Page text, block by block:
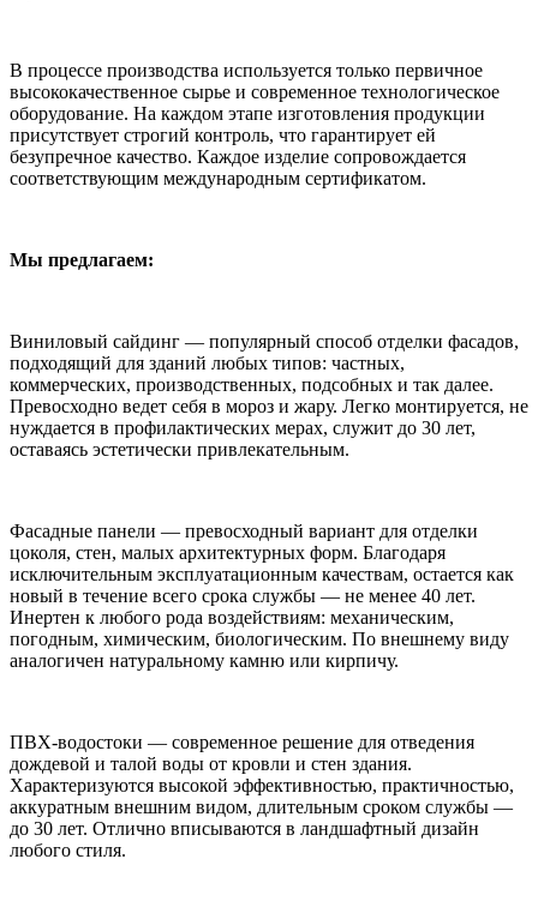
В процессе производства используется только первичное
высококачественное сырье и современное технологическое
оборудование. На каждом этапе изготовления продукции
присутствует строгий контроль, что гарантирует ей
безупречное качество. Каждое изделие сопровождается
соответствующим международным сертификатом.
Мы предлагаем:
Виниловый сайдинг — популярный способ отделки фасадов,
подходящий для зданий любых типов: частных,
коммерческих, производственных, подсобных и так далее.
Превосходно ведет себя в мороз и жару. Легко монтируется, не
нуждается в профилактических мерах, служит до 30 лет,
оставаясь эстетически привлекательным.
Фасадные панели — превосходный вариант для отделки
цоколя, стен, малых архитектурных форм. Благодаря
исключительным эксплуатационным качествам, остается как
новый в течение всего срока службы — не менее 40 лет.
Инертен к любого рода воздействиям: механическим,
погодным, химическим, биологическим. По внешнему виду
аналогичен натуральному камню или кирпичу.
ПВХ-водостоки — современное решение для отведения
дождевой и талой воды от кровли и стен здания.
Характеризуются высокой эффективностью, практичностью,
аккуратным внешним видом, длительным сроком службы —
до 30 лет. Отлично вписываются в ландшафтный дизайн
любого стиля.